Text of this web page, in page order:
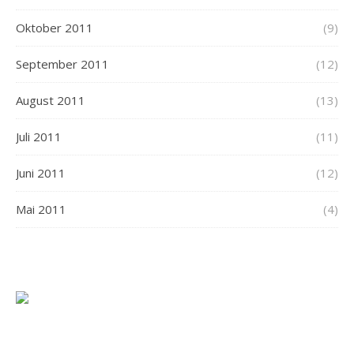
Oktober 2011 (9)
September 2011 (12)
August 2011 (13)
Juli 2011 (11)
Juni 2011 (12)
Mai 2011 (4)